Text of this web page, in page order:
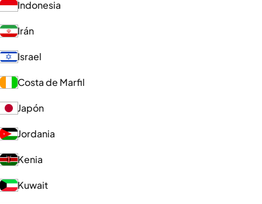
Indonesia
Irán
Israel
Costa de Marfil
Japón
Jordania
Kenia
Kuwait